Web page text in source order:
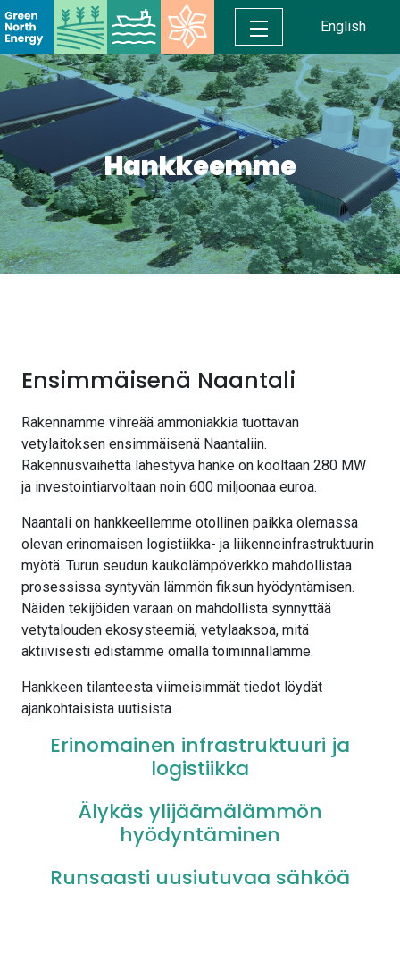
English
Hankkeemme
Ensimmäisenä Naantali
Rakennamme vihreää ammoniakkia tuottavan
vetylaitoksen ensimmäisenä Naantaliin.
Rakennusvaihetta lähestyvä hanke on kooltaan 280 MW
ja investointiarvoltaan noin 600 miljoonaa euroa.
Naantali on hankkeellemme otollinen paikka olemassa
olevan erinomaisen logistiikka- ja liikenneinfrastruktuurin
myötä. Turun seudun kaukolämpöverkko mahdollistaa
prosessissa syntyvän lämmön fiksun hyödyntämisen.
Näiden tekijöiden varaan on mahdollista synnyttää
vetytalouden ekosysteemiä, vetylaaksoa, mitä
aktiivisesti edistämme omalla toiminnallamme.
Hankkeen tilanteesta viimeisimmät tiedot löydät
ajankohtaisista uutisista.
Erinomainen infrastruktuuri ja
logistiikka
Älykäs ylijäämälämmön
hyödyntäminen
Runsaasti uusiutuvaa sähköä